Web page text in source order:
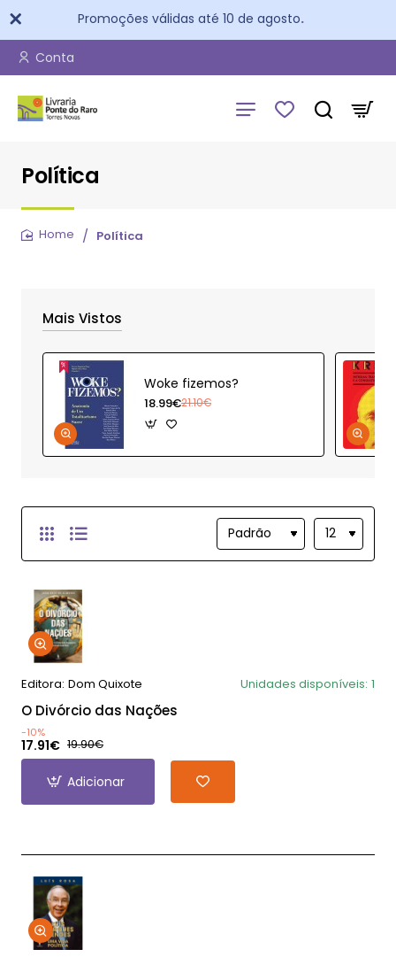
Promoções válidas até 10 de agosto.
Conta
Política
Política
Mais Vistos
Woke fizemos?
18.99€21.10€
Editora: Dom Quixote Unidades disponíveis: 1
O Divórcio das Nações
-10%
17.91€ 19.90€
Adicionar